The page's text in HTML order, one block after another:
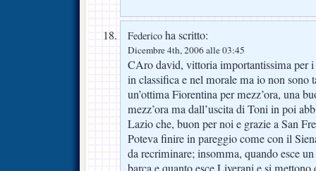
Federico ha scritto:
Dicembre 4th, 2006 alle 03:45
CAro david, vittoria importantissima per
in classifica e nel morale ma io non sono
un’ottima Fiorentina per mezz’ora, una
mezz’ora ma dall’uscita di Toni in poi
Lazio che, buon per noi e grazie a San
Poteva finire in pareggio come con il
da recriminare; insomma, quando esce